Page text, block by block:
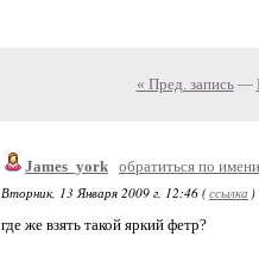
« Пред. запись—
James_york обратиться по имени
Вторник, 13 Января 2009 г. 12:46 (ссылка )
где же взять такой яркий фетр?